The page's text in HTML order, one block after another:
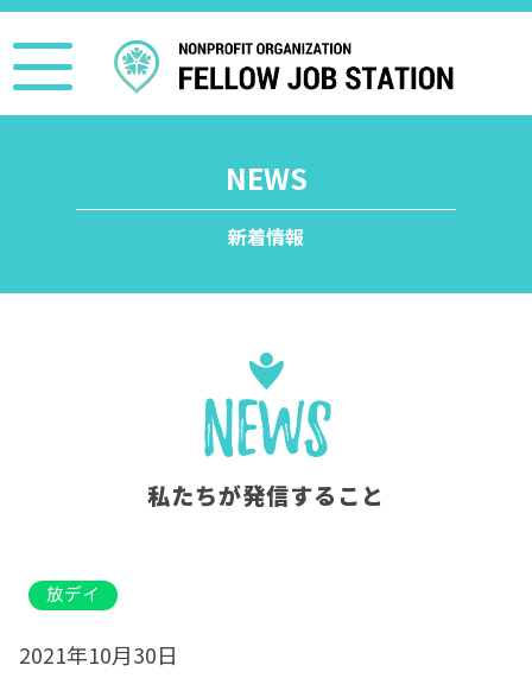
NEWS
新着情報
News
私たちが発信すること
放デイ
2021年10月30日